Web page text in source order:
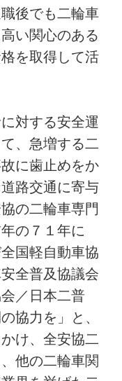
後でも二輪車
い関心のある
を取得して活
対する安全運
、急増する二
に歯止めをか
路交通に寄与
の二輪車専門
の７１年に
国軽自動車協
全普及協議会
／日本二普
協力を」と、
け、全安協二
他の二輪車関